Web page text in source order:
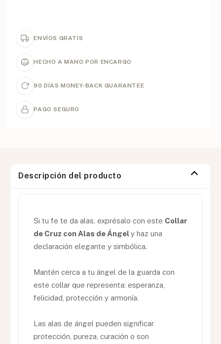
ENVÍOS GRATIS
HECHO A MANO POR ENCARGO
90 DÍAS MONEY-BACK GUARANTEE
PAGO SEGURO
Descripción del producto
Si tu fe te da alas, exprésalo con este Collar
de Cruz con Alas de Ángely haz una
declaración elegante y simbólica.
Mantén cerca a tu ángel de la guarda con
este collar que representa: esperanza,
felicidad, protección y armonía.
Las alas de ángel pueden significar
protección, pureza, curación o son